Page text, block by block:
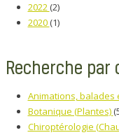
2022 (2)
2020 (1)
Recherche par
Animations, balades
Botanique (Plantes)
Chiroptérologie